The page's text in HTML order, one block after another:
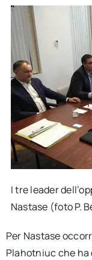
I tre leader
Nastase (foto P.
Per Nastase
Plahotniuc che